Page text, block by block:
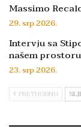
Massimo
29. srp 2026.
Intervju sa
našem
23. srp 2026.
PRETHODNO